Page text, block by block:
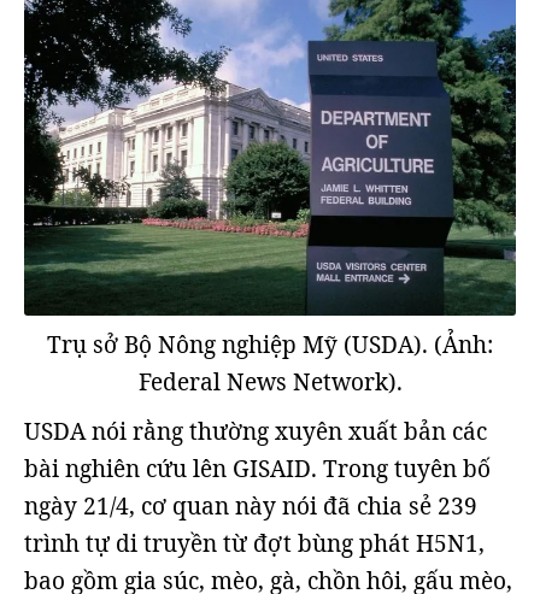
Trụ sở Bộ Nông nghiệp Mỹ (USDA). (Ảnh:
Federal News Network).
USDA nói rằng thường xuyên xuất bản các
bài nghiên cứu lên GISAID. Trong tuyên bố
ngày 21/4, cơ quan này nói đã chia sẻ 239
trình tự di truyền từ đợt bùng phát H5N1,
bao gồm gia súc, mèo, gà, chồn hôi, gấu mèo,